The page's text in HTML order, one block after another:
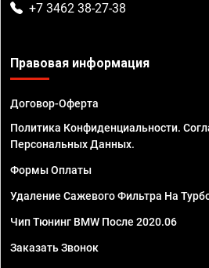
+7 3462 38-27-38
Правовая информация
Договор-Оферта
Политика Конфиденциальности.
Персональных Данных.
Формы Оплаты
Удаление Сажевого Фильтра На
Чип Тюнинг BMW После 2020.06
Заказать Звонок